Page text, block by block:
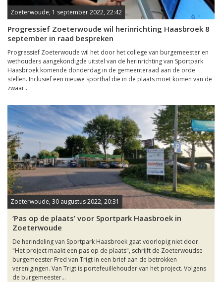
Zoeterwoude, 1 september 2022, 22:42
Progressief Zoeterwoude wil herinrichting Haasbroek 8
september in raad bespreken
Progressief Zoeterwoude wil het door het college van burgemeester en
wethouders aangekondigde uitstel van de herinrichting van Sportpark
Haasbroek komende donderdag in de gemeenteraad aan de orde
stellen. Inclusief een nieuwe sporthal die in de plaats moet komen van de
zwaar...
Zoeterwoude, 30 augustus 2022, 20:31
‘Pas op de plaats’ voor Sportpark Haasbroek in
Zoeterwoude
De herindeling van Sportpark Haasbroek gaat voorlopig niet door.
"Het project maakt een pas op de plaats", schrijft de Zoeterwoudse
burgemeester Fred van Trigt in een brief aan de betrokken
verenigingen. Van Trigt is portefeuillehouder van het project. Volgens
de burgemeester...